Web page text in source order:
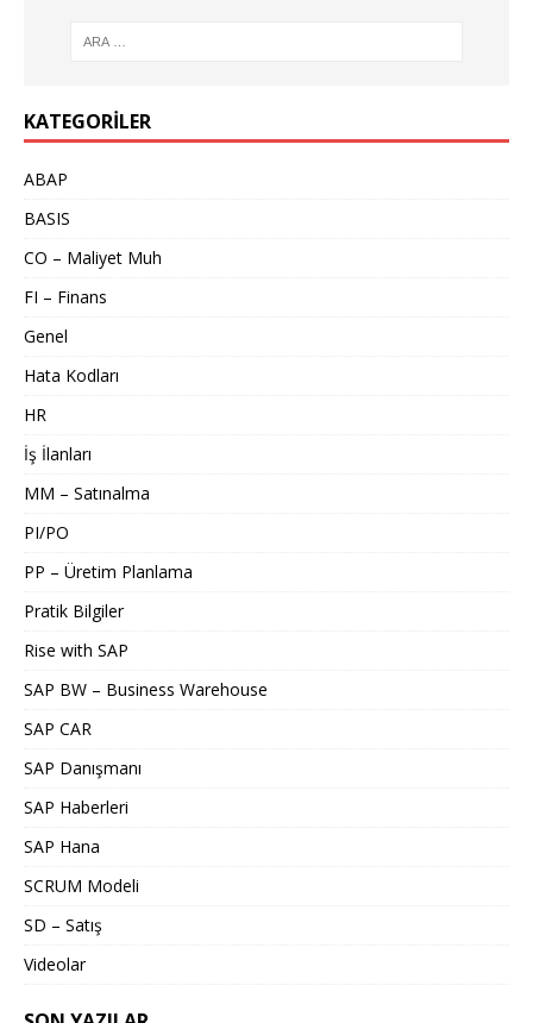
KATEGORILER
ABAP
BASIS
CO – Maliyet Muh
FI – Finans
Genel
Hata Kodları
HR
İş İlanları
MM – Satınalma
PI/PO
PP – Üretim Planlama
Pratik Bilgiler
Rise with SAP
SAP BW – Business Warehouse
SAP CAR
SAP Danışmanı
SAP Haberleri
SAP Hana
SCRUM Modeli
SD – Satış
Videolar